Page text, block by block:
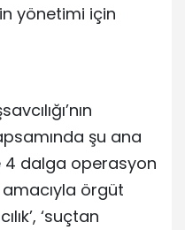
yönetimi için
şu ana
4 dalga operasyon
amacıyla örgüt
‘suçtan